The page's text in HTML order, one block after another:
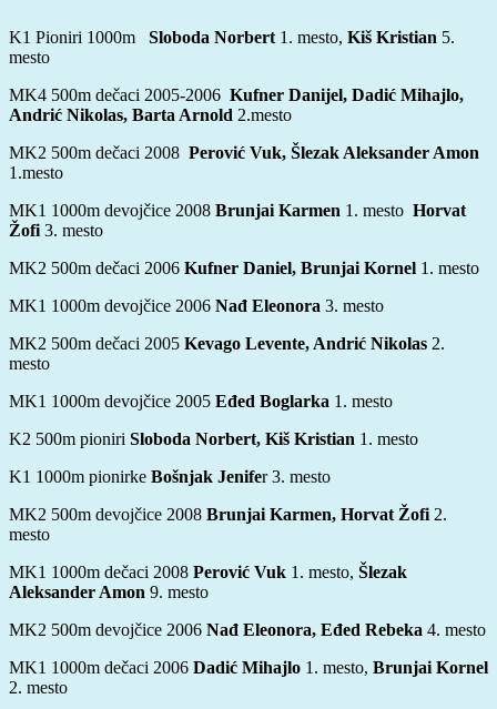
K1 Pioniri 1000m Sloboda Norbert 1. mesto, Kiš Kristian 5.
mesto
MK4 500m dečaci 2005-2006 Kufner Danijel, Dadić Mihajlo,
Andrić Nikolas, Barta Arnold 2.mesto
MK2 500m dečaci 2008 Perović Vuk, Šlezak Aleksander Amon
1.mesto
MK1 1000m devojčice 2008 Brunjai Karmen 1. mesto Horvat
Žofi 3. mesto
MK2 500m dečaci 2006 Kufner Daniel, Brunjai Kornel 1. mesto
MK1 1000m devojčice 2006 Nađ Eleonora 3. mesto
MK2 500m dečaci 2005 Kevago Levente, Andrić Nikolas 2.
mesto
MK1 1000m devojčice 2005 Eđed Boglarka 1. mesto
K2 500m pioniri Sloboda Norbert, Kiš Kristian 1. mesto
K1 1000m pionirke Bošnjak Jenifer 3. mesto
MK2 500m devojčice 2008 Brunjai Karmen, Horvat Žofi 2.
mesto
MK1 1000m dečaci 2008 Perović Vuk 1. mesto, Šlezak
Aleksander Amon 9. mesto
MK2 500m devojčice 2006 Nađ Eleonora, Eđed Rebeka 4. mesto
MK1 1000m dečaci 2006 Dadić Mihajlo 1. mesto, Brunjai Kornel
2. mesto